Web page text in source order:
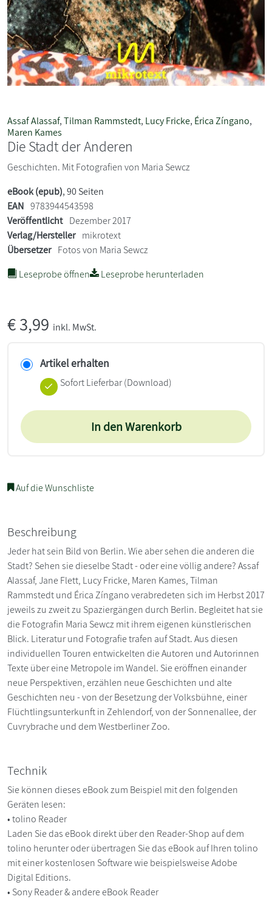
Assaf Alassaf,Tilman Rammstedt, Lucy Fricke, Érica Zíngano,
Maren Kames
Die Stadt der Anderen
Geschichten. Mit Fotografien von Maria Sewcz
eBook (epub), 90 Seiten
EAN 9783944543598
Veröffentlicht Dezember 2017
Verlag/Hersteller mikrotext
Übersetzer Fotos von Maria Sewcz
Leseprobe öffnen
Leseprobe herunterladen
€3,99 inkl. MwSt.
Artikel erhalten
Sofort Lieferbar (Download)
In den Warenkorb
Auf die Wunschliste
Beschreibung
Jeder hat sein Bild von Berlin. Wie aber sehen die anderen die
Stadt? Sehen sie dieselbe Stadt - oder eine völlig andere? Assaf
Alassaf, Jane Flett, Lucy Fricke, Maren Kames, Tilman
Rammstedt und Érica Zíngano verabredeten sich im Herbst 2017
jeweils zu zweit zu Spaziergängen durch Berlin. Begleitet hat sie
die Fotografin Maria Sewcz mit ihrem eigenen künstlerischen
Blick. Literatur und Fotografie trafen auf Stadt. Aus diesen
individuellen Touren entwickelten die Autoren und Autorinnen
Texte über eine Metropole im Wandel. Sie eröffnen einander
neue Perspektiven, erzählen neue Geschichten und alte
Geschichten neu - von der Besetzung der Volksbühne, einer
Flüchtlingsunterkunft in Zehlendorf, von der Sonnenallee, der
Cuvrybrache und dem Westberliner Zoo.
Technik
Sie können dieses eBook zum Beispiel mit den folgenden
Geräten lesen:
• tolino Reader
Laden Sie das eBook direkt über den Reader-Shop auf dem
tolino herunter oder übertragen Sie das eBook auf Ihren tolino
mit einer kostenlosen Software wie beispielsweise Adobe
Digital Editions.
• Sony Reader & andere eBook Reader